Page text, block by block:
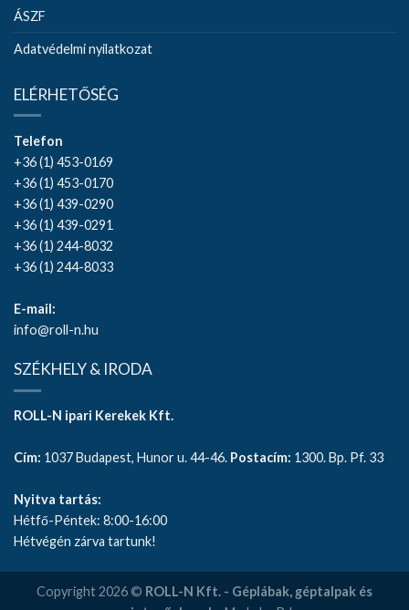
ÁSZF
Adatvédelmi nyilatkozat
ELÉRHETŐSÉG
Telefon
+36 (1) 453-0169
+36 (1) 453-0170
+36 (1) 439-0290
+36 (1) 439-0291
+36 (1) 244-8032
+36 (1) 244-8033
E-mail:
info@roll-n.hu
SZÉKHELY & IRODA
ROLL-N ipari Kerekek Kft.
Cím: 1037 Budapest, Hunor u. 44-46. Postacím: 1300. Bp. Pf. 33
Nyitva tartás:
Hétfő-Péntek: 8:00-16:00
Hétvégén zárva tartunk!
Copyright 2026 © ROLL-N Kft. - Géplábak, géptalpak és